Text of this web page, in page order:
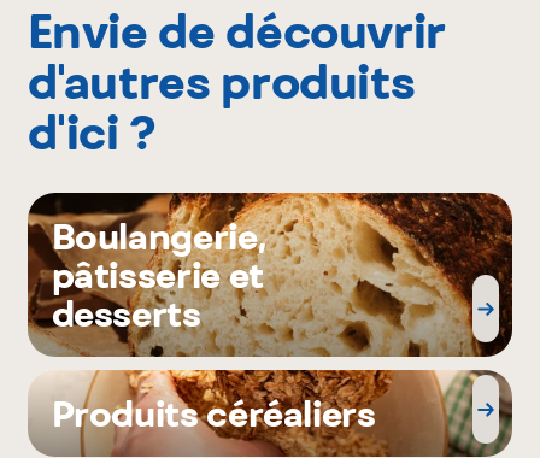
Envie de découvrir
d'autres produits
d'ici ?
Boulangerie,
pâtisserie et
desserts
Produits céréaliers